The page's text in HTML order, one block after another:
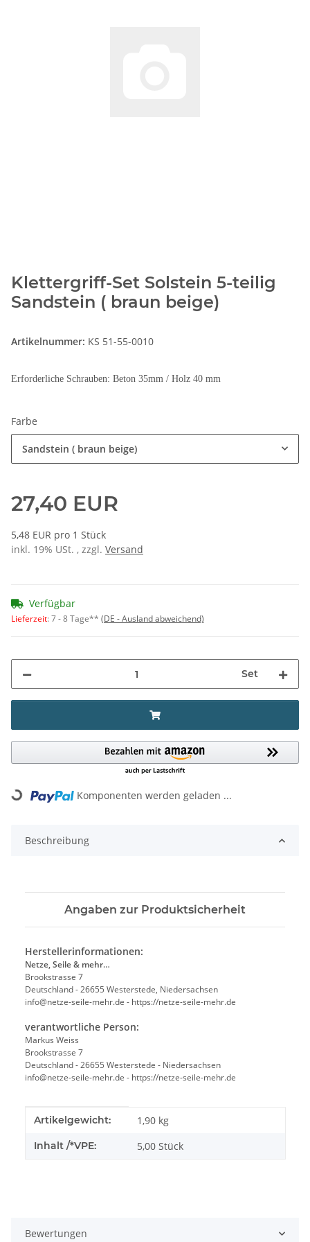
Klettergriff-Set Solstein 5-teilig
Sandstein ( braun beige)
Artikelnummer: KS 51-55-0010
Erforderliche Schrauben: Beton 35mm / Holz 40 mm
Farbe
Sandstein ( braun beige)
27,40 EUR
5,48 EUR pro 1 Stück
inkl. 19% USt. , zzgl. Versand
Verfügbar
Lieferzeit:7 - 8 Tage** (DE - Ausland abweichend)
Set
Loading... Komponenten werden geladen ...
Beschreibung
Angaben zur Produktsicherheit
Herstellerinformationen:
Netze, Seile & mehr…
Brookstrasse 7
Deutschland - 26655 Westerstede, Niedersachsen
info@netze-seile-mehr.de - https://netze-seile-mehr.de
verantwortliche Person:
Markus Weiss
Brookstrasse 7
Deutschland - 26655 Westerstede - Niedersachsen
info@netze-seile-mehr.de - https://netze-seile-mehr.de
Produkteigenschaft
Wert
Artikelgewicht: 1,90 kg
Inhalt /*VPE: 5,00 Stück
Bewertungen